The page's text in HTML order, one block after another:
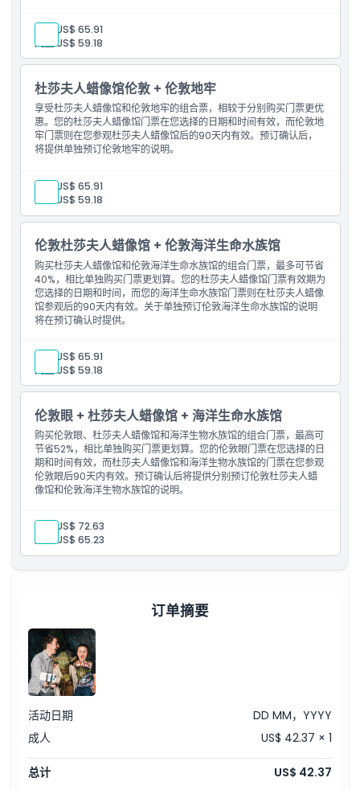
成人: US$ 65.91
儿童:US$ 59.18
杜莎夫人蜡像馆伦敦 + 伦敦地牢
享受杜莎夫人蜡像馆和伦敦地牢的组合票，相较于分别购买门票更优
惠。您的杜莎夫人蜡像馆门票在您选择的日期和时间有效，而伦敦地
牢门票则在您参观杜莎夫人蜡像馆后的90天内有效。预订确认后，
将提供单独预订伦敦地牢的说明。
成人: US$ 65.91
儿童: US$ 59.18
伦敦杜莎夫人蜡像馆 + 伦敦海洋生命水族馆
购买杜莎夫人蜡像馆和伦敦海洋生命水族馆的组合门票，最多可节省
40%，相比单独购买门票更划算。您的杜莎夫人蜡像馆门票有效期为
您选择的日期和时间，而您的海洋生命水族馆门票则在杜莎夫人蜡像
馆参观后的90天内有效。关于单独预订伦敦海洋生命水族馆的说明
将在预订确认时提供。
成人: US$ 65.91
儿童:US$ 59.18
伦敦眼 + 杜莎夫人蜡像馆 + 海洋生命水族馆
购买伦敦眼、杜莎夫人蜡像馆和海洋生物水族馆的组合门票，最高可
节省52%，相比单独购买门票更划算。您的伦敦眼门票在您选择的日
期和时间有效，而杜莎夫人蜡像馆和海洋生物水族馆的门票在您参观
伦敦眼后90天内有效。预订确认后将提供分别预订伦敦杜莎夫人蜡
像馆和伦敦海洋生物水族馆的说明。
成人: US$ 72.63
儿童: US$ 65.23
订单摘要
活动日期
DD MM，YYYY
成人
US$ 42.37 × 1
总计 US$ 42.37